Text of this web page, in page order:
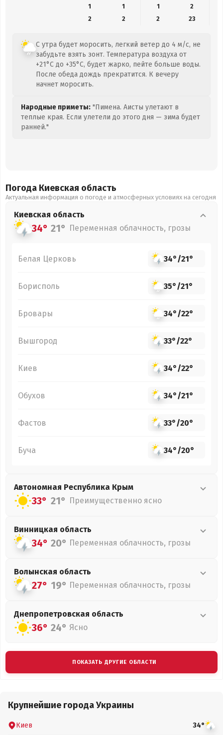
1
1 1
2
2
2 2 23
С утра будет моросить, легкий ветер до 4 м/с, не
забудьте взять зонт. Температура воздуха от
+21°C до +35°C, будет жарко, пейте больше воды.
После обеда дождь прекратится. К вечеру
начнет моросить.
Народные приметы: "Пимена. Аисты улетают в
теплые края. Если улетели до этого дня — зима будет
ранней."
Погода Киевская область
Актуальная информация о погоде и атмосферных условиях на сегодня
Киевская область
34° 21° Переменная облачность, грозы
Белая Церковь 34°/21°
Борисполь 35°/21°
Бровары 34°/22°
Вышгород 33°/22°
Киев 34°/22°
Обухов 34°/21°
Фастов 33°/20°
Буча 34°/20°
Автономная Республика Крым
33° 21° Преимущественно ясно
Винницкая область
34° 20° Переменная облачность, грозы
Волынская область
27° 19° Переменная облачность, грозы
Днепропетровская область
36° 24° Ясно
ПОКАЗАТЬ ДРУГИЕ ОБЛАСТИ
Крупнейшие города Украины
Киев 34°